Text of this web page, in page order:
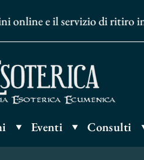
e il servizio di ritiro
Eventi Consulti